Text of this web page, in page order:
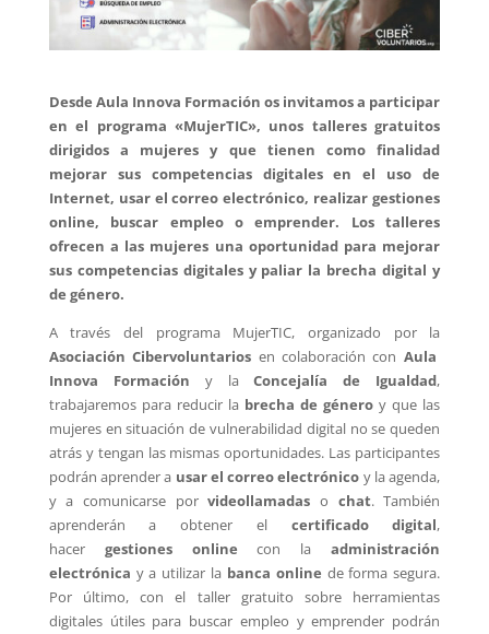
Desde Aula Innova Formación os invitamos a participar
en el programa «MujerTIC», unos talleres gratuitos
dirigidos a mujeres y que tienen como finalidad
mejorar sus competencias digitales en el uso de
Internet, usar el correo electrónico, realizar gestiones
online, buscar empleo o emprender. Los talleres
ofrecen a las mujeres una oportunidad para mejorar
sus competencias digitales y paliar la brecha digital y
de género.
A través del programa MujerTIC, organizado por la
Asociación Cibervoluntarios en colaboración con Aula
Innova Formación y laConcejalía de Igualdad,
trabajaremos para reducir la brecha de género y que las
mujeres en situación de vulnerabilidad digital no se queden
atrás y tengan las mismas oportunidades. Las participantes
podrán aprender a usar el correo electrónico y la agenda,
y a comunicarse porvideollamadas o chat. También
aprenderán a obtener el certificado digital,
hacer gestiones online con laadministración
electrónica y a utilizar la banca online de forma segura.
Por último, con el taller gratuito sobre herramientas
digitales útiles para buscar empleo y emprender podrán